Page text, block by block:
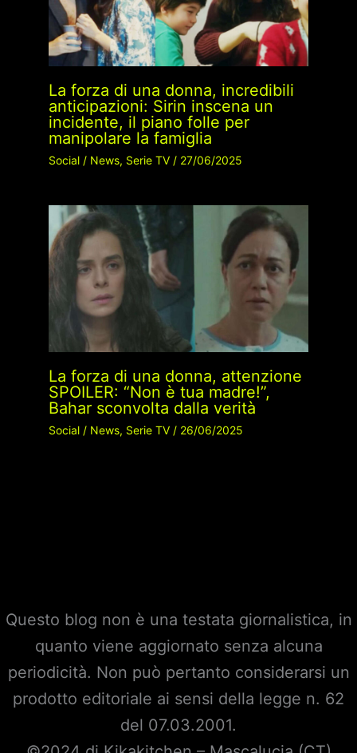
La forza di una donna, incredibili
anticipazioni: Sirin inscena un
incidente, il piano folle per
manipolare la famiglia
Social/ News, Serie TV/ 27/06/2025
La forza di una donna, attenzione
SPOILER: “Non è tua madre!”,
Bahar sconvolta dalla verità
Social/ News, Serie TV/ 26/06/2025
Questo blog non è una testata giornalistica, in
quanto viene aggiornato senza alcuna
periodicità. Non può pertanto considerarsi un
prodotto editoriale ai sensi della legge n. 62
del 07.03.2001.